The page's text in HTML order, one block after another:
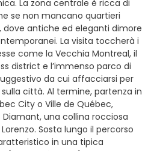
La zona centrale è ricca di
se non mancano quartieri
dove antiche ed eleganti dimore
La visita toccherà i
come la Vecchia Montreal, il
district e l’immenso parco di
da cui affacciarsi per
città. Al termine, partenza in
City o Ville de Québec,
Diamant, una collina rocciosa
Sosta lungo il percorso
in una tipica